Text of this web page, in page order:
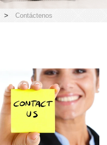
> Contáctenos